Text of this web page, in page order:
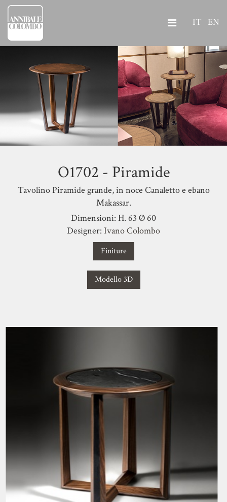
IT EN
O1702 - Piramide
Tavolino Piramide grande, in noce Canaletto e ebano
Makassar.
Dimensioni: H. 63 Ø 60
Designer: Ivano Colombo
Finiture
Modello 3D